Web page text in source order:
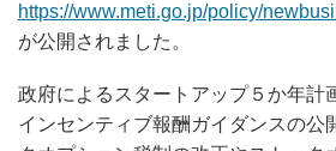
https://www.meti.go.jp/policy/
が公開されました。
政府によるスタートアップ５か年計
インセンティブ報酬ガイダンスの公